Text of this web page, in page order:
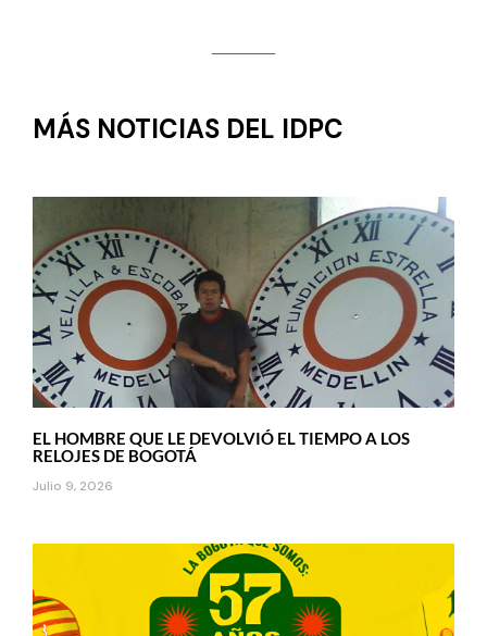
MÁS NOTICIAS DEL IDPC
EL HOMBRE QUE LE DEVOLVIÓ EL TIEMPO A LOS
RELOJES DE BOGOTÁ
Julio 9, 2026